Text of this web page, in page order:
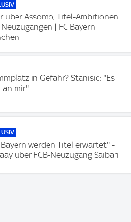
über Assomo, Titel-Ambitionen
| FC Bayern
in Gefahr? Stanisic: ''Es
an mir''
Bayern werden Titel erwartet'' -
über FCB-Neuzugang Saibari